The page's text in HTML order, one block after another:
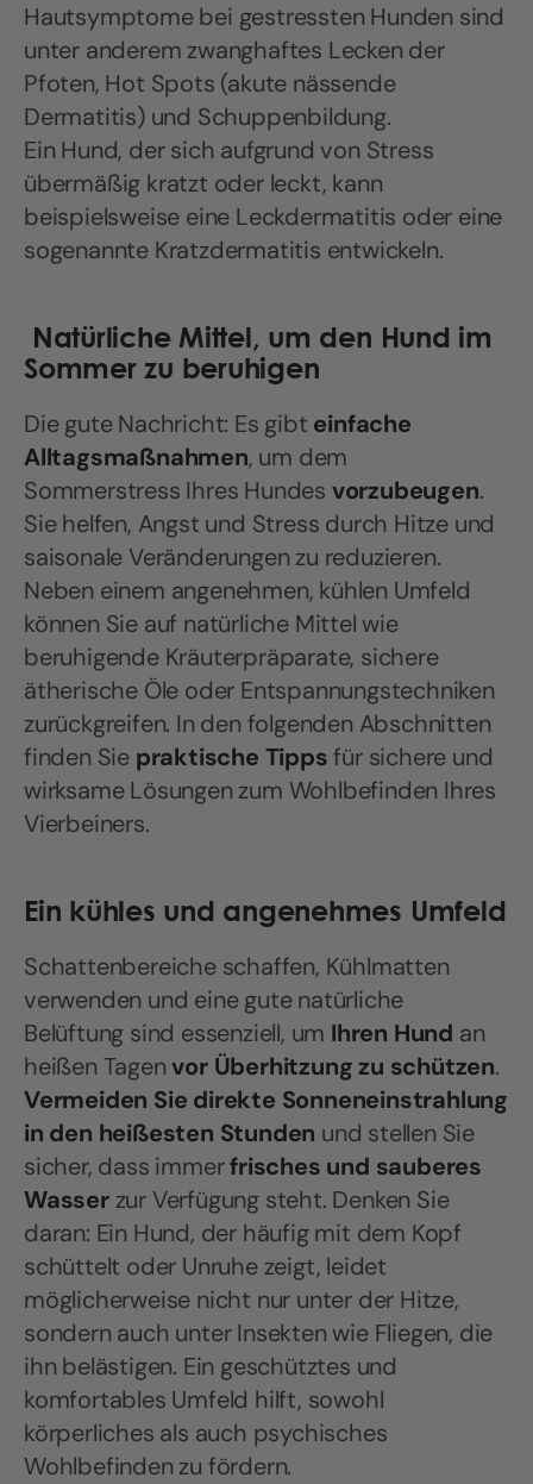
Hautsymptome bei gestressten Hunden sind
unter anderem zwanghaftes Lecken der
Pfoten, Hot Spots (akute nässende
Dermatitis) und Schuppenbildung.
Ein Hund, der sich aufgrund von Stress
übermäßig kratzt oder leckt, kann
beispielsweise eine Leckdermatitis oder eine
sogenannte Kratzdermatitis entwickeln.
Natürliche Mittel, um den Hund im
Sommer zu beruhigen
Die gute Nachricht: Es gibt einfache
Alltagsmaßnahmen, um dem
Sommerstress Ihres Hundes vorzubeugen.
Sie helfen, Angst und Stress durch Hitze und
saisonale Veränderungen zu reduzieren.
Neben einem angenehmen, kühlen Umfeld
können Sie auf natürliche Mittel wie
beruhigende Kräuterpräparate, sichere
ätherische Öle oder Entspannungstechniken
zurückgreifen. In den folgenden Abschnitten
finden Sie praktische Tippsfür sichere und
wirksame Lösungen zum Wohlbefinden Ihres
Vierbeiners.
Ein kühles und angenehmes Umfeld
Schattenbereiche schaffen, Kühlmatten
verwenden und eine gute natürliche
Belüftung sind essenziell, um Ihren Hund an
heißen Tagenvor Überhitzung zu schützen.
Vermeiden Sie direkte Sonneneinstrahlung
in den heißesten Stunden und stellen Sie
sicher, dass immerfrisches und sauberes
Wasserzur Verfügung steht. Denken Sie
daran: Ein Hund, der häufig mit dem Kopf
schüttelt oder Unruhe zeigt, leidet
möglicherweise nicht nur unter der Hitze,
sondern auch unter Insekten wie Fliegen, die
ihn belästigen. Ein geschütztes und
komfortables Umfeld hilft, sowohl
körperliches als auch psychisches
Wohlbefinden zu fördern.